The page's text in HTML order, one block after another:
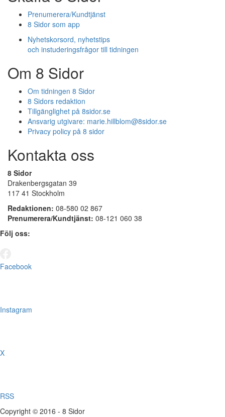
Prenumerera/Kundtjänst
8 Sidor som app
Nyhetskorsord, nyhetstips
och instuderingsfrågor till tidningen
Om 8 Sidor
Om tidningen 8 Sidor
8 Sidors redaktion
Tillgänglighet på 8sidor.se
Ansvarig utgivare: marie.hillblom@8sidor.se
Privacy policy på 8 sidor
Kontakta oss
8 Sidor
Drakenbergsgatan 39
117 41 Stockholm
Redaktionen: 08-580 02 867
Prenumerera/Kundtjänst: 08-121 060 38
Följ oss:
Facebook
Instagram
X
RSS
Copyright © 2016 - 8 Sidor